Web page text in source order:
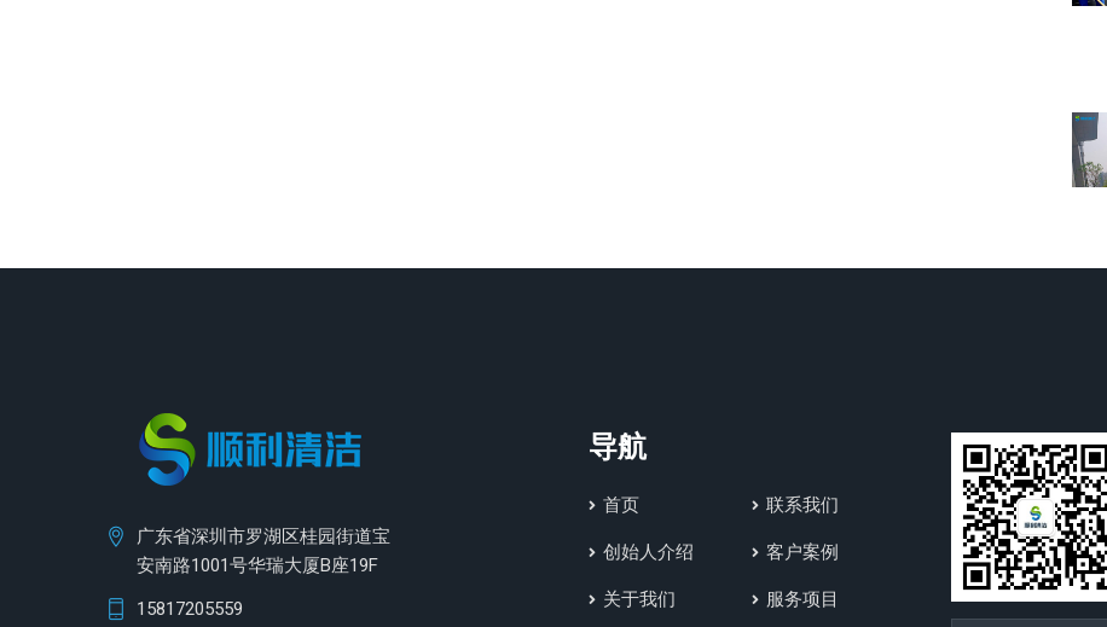
广东省深圳市罗湖区桂园街道宝
安南路1001号华瑞大厦B座19F
15817205559
导航
首页 联系我们
创始人介绍 客户案例
关于我们 服务项目